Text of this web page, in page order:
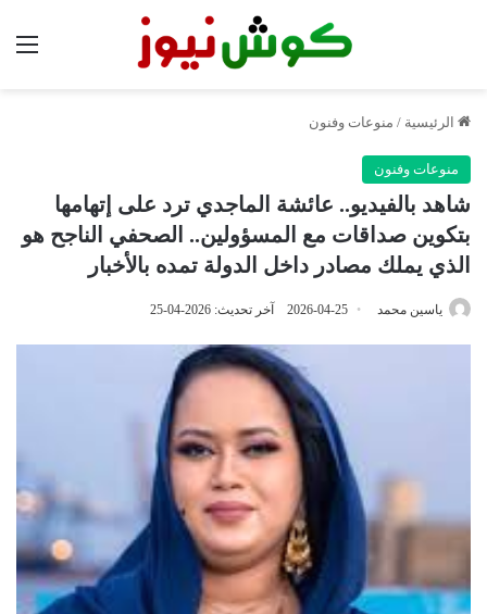
الرئيسية / منوعات وفنون
منوعات وفنون
شاهد بالفيديو.. عائشة الماجدي ترد على إتهامها
بتكوين صداقات مع المسؤولين.. الصحفي الناجح هو
الذي يملك مصادر داخل الدولة تمده بالأخبار
ياسين محمد 2026-04-25 آخر تحديث: 2026-04-25